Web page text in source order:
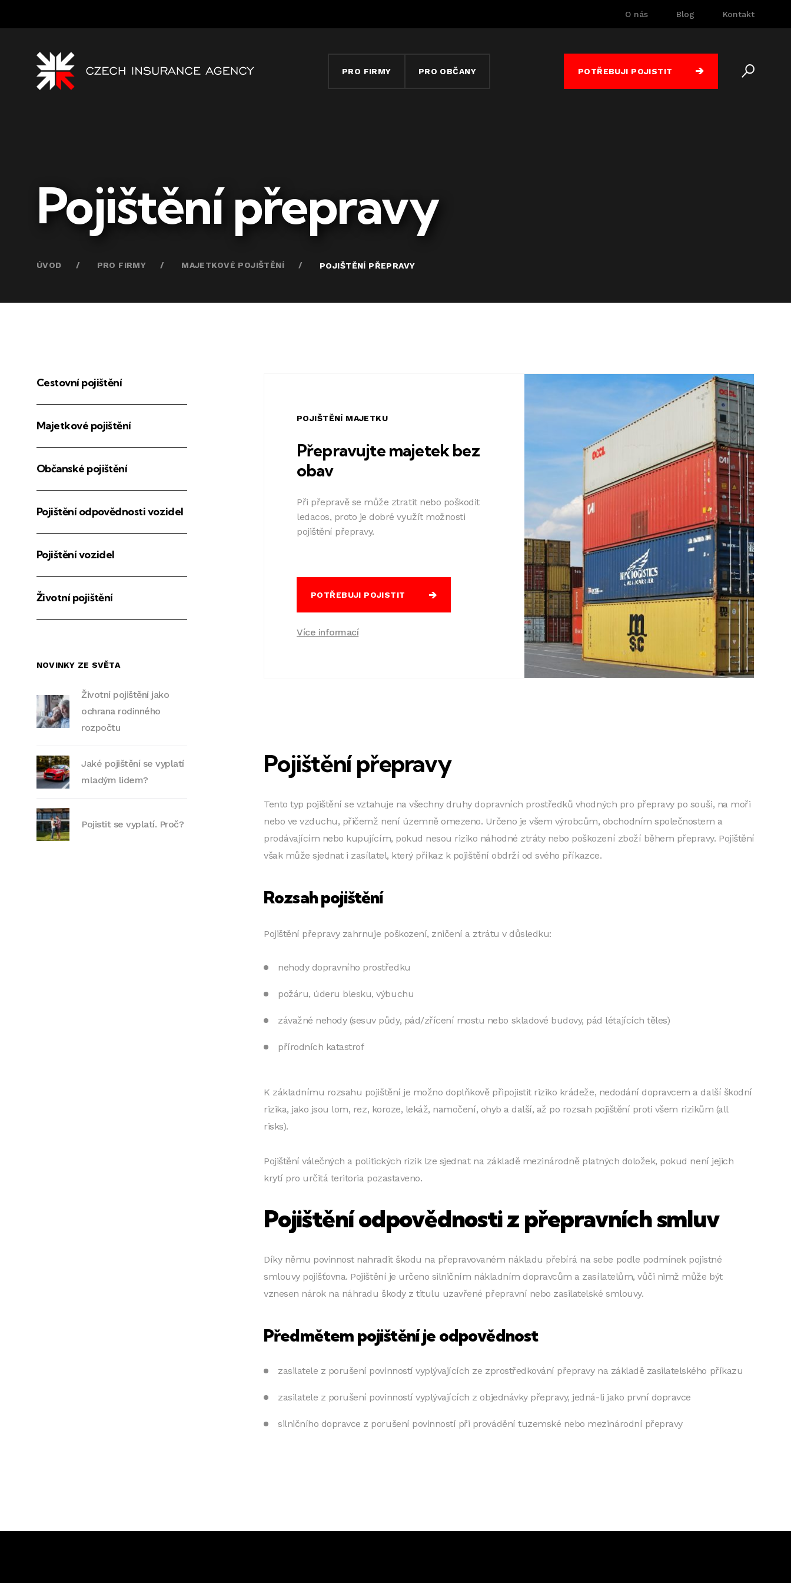
O nás Blog Kontakt
PRO FIRMY PRO OBČANY POTŘEBUJI POJISTIT
Pojištění přepravy
ÚVOD PRO FIRMY MAJETKOVÉ POJIŠTĚNÍ POJIŠTĚNÍ PŘEPRAVY
Cestovní pojištění
Majetkové pojištění
Občanské pojištění
Pojištění odpovědnosti vozidel
Pojištění vozidel
Životní pojištění
NOVINKY ZE SVĚTA
Životní pojištění jako
ochrana rodinného
rozpočtu
Jaké pojištění se vyplatí
mladým lidem?
Pojistit se vyplatí. Proč?
POJIŠTĚNÍ MAJETKU
Přepravujte majetek bez
obav
Při přepravě se může ztratit nebo poškodit
ledacos, proto je dobré využít možnosti
pojištění přepravy.
POTŘEBUJI POJISTIT
Více informací
Pojištění přepravy
Tento typ pojištění se vztahuje na všechny druhy dopravních prostředků vhodných pro přepravy po souši, na moři
nebo ve vzduchu, přičemž není územně omezeno. Určeno je všem výrobcům, obchodním společnostem a
prodávajícím nebo kupujícím, pokud nesou riziko náhodné ztráty nebo poškození zboží během přepravy. Pojištění
však může sjednat i zasílatel, který příkaz k pojištění obdrží od svého příkazce.
Rozsah pojištění
Pojištění přepravy zahrnuje poškození, zničení a ztrátu v důsledku:
nehody dopravního prostředku
požáru, úderu blesku, výbuchu
závažné nehody (sesuv půdy, pád/zřícení mostu nebo skladové budovy, pád létajících těles)
přírodních katastrof
K základnímu rozsahu pojištění je možno doplňkově připojistit riziko krádeže, nedodání dopravcem a další škodní
rizika, jako jsou lom, rez, koroze, lekáž, namočení, ohyb a další, až po rozsah pojištění proti všem rizikům (all
risks).
Pojištění válečných a politických rizik lze sjednat na základě mezinárodně platných doložek, pokud není jejich
krytí pro určitá teritoria pozastaveno.
Pojištění odpovědnosti z přepravních smluv
Díky němu povinnost nahradit škodu na přepravovaném nákladu přebírá na sebe podle podmínek pojistné
smlouvy pojišťovna. Pojištění je určeno silničním nákladním dopravcům a zasílatelům, vůči nimž může být
vznesen nárok na náhradu škody z titulu uzavřené přepravní nebo zasilatelské smlouvy.
Předmětem pojištění je odpovědnost
zasilatele z porušení povinností vyplývajících ze zprostředkování přepravy na základě zasilatelského příkazu
zasilatele z porušení povinností vyplývajících z objednávky přepravy, jedná-li jako první dopravce
silničního dopravce z porušení povinností při provádění tuzemské nebo mezinárodní přepravy